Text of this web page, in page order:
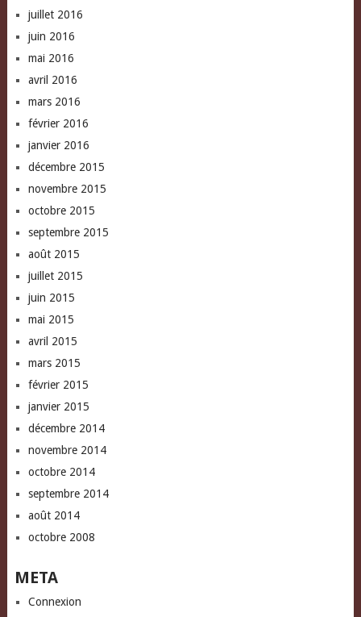
juillet 2016
juin 2016
mai 2016
avril 2016
mars 2016
février 2016
janvier 2016
décembre 2015
novembre 2015
octobre 2015
septembre 2015
août 2015
juillet 2015
juin 2015
mai 2015
avril 2015
mars 2015
février 2015
janvier 2015
décembre 2014
novembre 2014
octobre 2014
septembre 2014
août 2014
octobre 2008
META
Connexion